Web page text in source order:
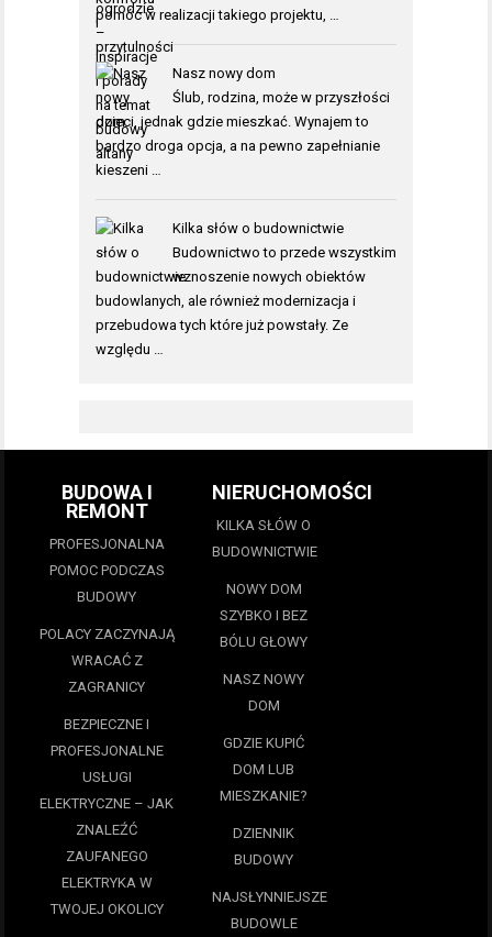
pomóc w realizacji takiego projektu, …
Nasz nowy dom
Ślub, rodzina, może w przyszłości
dzieci, jednak gdzie mieszkać. Wynajem to
bardzo droga opcja, a na pewno zapełnianie
kieszeni …
Kilka słów o budownictwie
Budownictwo to przede wszystkim
wznoszenie nowych obiektów
budowlanych, ale również modernizacja i
przebudowa tych które już powstały. Ze
względu …
BUDOWA I
REMONT
PROFESJONALNA
POMOC PODCZAS
BUDOWY
POLACY ZACZYNAJĄ
WRACAĆ Z
ZAGRANICY
BEZPIECZNE I
PROFESJONALNE
USŁUGI
ELEKTRYCZNE – JAK
ZNALEŹĆ
ZAUFANEGO
ELEKTRYKA W
TWOJEJ OKOLICY
NIERUCHOMOŚCI
KILKA SŁÓW O
BUDOWNICTWIE
NOWY DOM
SZYBKO I BEZ
BÓLU GŁOWY
NASZ NOWY
DOM
GDZIE KUPIĆ
DOM LUB
MIESZKANIE?
DZIENNIK
BUDOWY
NAJSŁYNNIEJSZE
BUDOWLE